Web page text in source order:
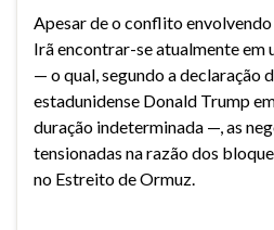
Apesar de o conflito
Irã encontrar-se atualmente em
— o qual, segundo a declaração
estadunidense Donald Trump
duração indeterminada —, as
tensionadas na razão dos
no Estreito de Ormuz.